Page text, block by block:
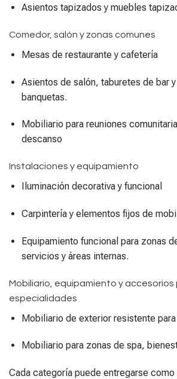
Asientos tapizados y muebles
Comedor, salón y zonas comunes
Mesas de restaurante y cafetería
Asientos de salón, taburetes de bar
banquetas.
Mobiliario para reuniones
descanso
Instalaciones y equipamiento
Iluminación decorativa y funcional
Carpintería y elementos fijos de
Equipamiento funcional para zonas
servicios y áreas internas.
Mobiliario, equipamiento y
especialidades
Mobiliario de exterior resistente
Mobiliario para zonas de spa,
Cada categoría puede entregarse como